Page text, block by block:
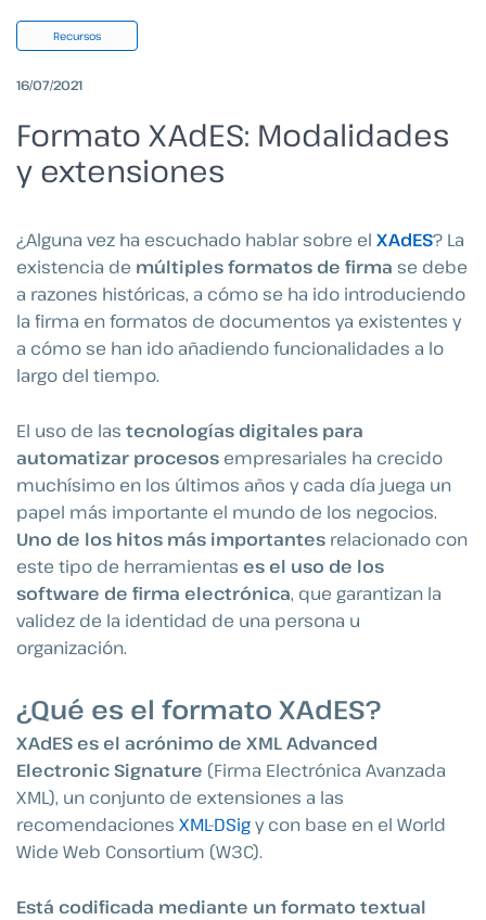
Recursos
16/07/2021
Formato XAdES: Modalidades
y extensiones
¿Alguna vez ha escuchado hablar sobre el XAdES? La
existencia de múltiples formatos de firma se debe
a razones históricas, a cómo se ha ido introduciendo
la firma en formatos de documentos ya existentes y
a cómo se han ido añadiendo funcionalidades a lo
largo del tiempo.
El uso de las tecnologías digitales para
automatizar procesos empresariales ha crecido
muchísimo en los últimos años y cada día juega un
papel más importante el mundo de los negocios.
Uno de los hitos más importantes relacionado con
este tipo de herramientas es el uso de los
software de firma electrónica, que garantizan la
validez de la identidad de una persona u
organización.
¿Qué es el formato XAdES?
XAdES es el acrónimo de XML Advanced
Electronic Signature (Firma Electrónica Avanzada
XML), un conjunto de extensiones a las
recomendaciones XML-DSigy con base en el World
Wide Web Consortium (W3C).
Está codificada mediante un formato textual